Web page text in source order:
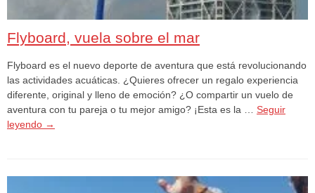
Flyboard, vuela sobre el mar
Flyboard es el nuevo deporte de aventura que está revolucionando
las actividades acuáticas. ¿Quieres ofrecer un regalo experiencia
diferente, original y lleno de emoción? ¿O compartir un vuelo de
aventura con tu pareja o tu mejor amigo? ¡Esta es la … Seguir
leyendo →